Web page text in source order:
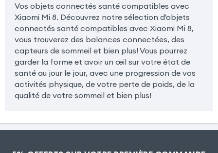
Vos objets connectés santé compatibles avec
Xiaomi Mi 8. Découvrez notre sélection d'objets
connectés santé compatibles avec Xiaomi Mi 8,
vous trouverez des balances connectées, des
capteurs de sommeil et bien plus! Vous pourrez
garder la forme et avoir un œil sur votre état de
santé au jour le jour, avec une progression de vos
activités physique, de votre perte de poids, de la
qualité de votre sommeil et bien plus!